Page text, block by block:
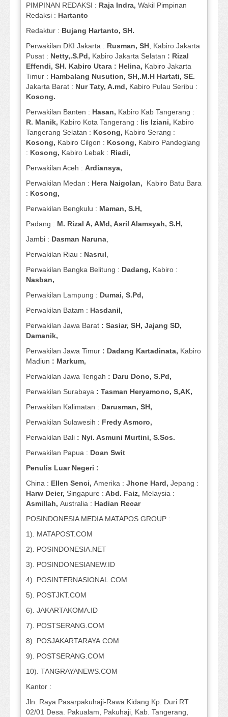
PIMPINAN REDAKSI : Raja Indra, Wakil Pimpinan
Redaksi : Hartanto
Redaktur : Bujang Hartanto, SH.
Perwakilan DKI Jakarta : Rusman, SH, Kabiro Jakarta
Pusat : Netty,.S.Pd, Kabiro Jakarta Selatan : Rizal
Effendi, SH. Kabiro Utara : Helina, Kabiro Jakarta
Timur : Hambalang Nusution, SH,.M.H Hartati, SE.
Jakarta Barat : Nur Taty, A.md, Kabiro Pulau Seribu :
Kosong.
Perwakilan Banten : Hasan, Kabiro Kab Tangerang :
R. Manik, Kabiro Kota Tangerang : Iis Iziani, Kabiro
Tangerang Selatan : Kosong, Kabiro Serang :
Kosong, Kabiro Cilgon : Kosong, Kabiro Pandeglang
: Kosong, Kabiro Lebak : Riadi,
Perwakilan Aceh : Ardiansya,
Perwakilan Medan : Hera Naigolan, Kabiro Batu Bara
: Kosong,
Perwakilan Bengkulu : Maman, S.H,
Padang : M. Rizal A, AMd, Asril Alamsyah, S.H,
Jambi : Dasman Naruna,
Perwakilan Riau : Nasrul,
Perwakilan Bangka Belitung : Dadang, Kabiro :
Nasban,
Perwakilan Lampung : Dumai, S.Pd,
Perwakilan Batam : Hasdanil,
Perwakilan Jawa Barat : Sasiar, SH, Jajang SD,
Damanik,
Perwakilan Jawa Timur : Dadang Kartadinata, Kabiro
Madiun : Markum,
Perwakilan Jawa Tengah : Daru Dono, S.Pd,
Perwakilan Surabaya : Tasman Heryamono, S,AK,
Perwakilan Kalimatan : Darusman, SH,
Perwakilan Sulawesih : Fredy Asmoro,
Perwakilan Bali : Nyi. Asmuni Murtini, S.Sos.
Perwakilan Papua : Doan Swit
Penulis Luar Negeri :
China : Ellen Senci, Amerika : Jhone Hard, Jepang :
Harw Deier, Singapure : Abd. Faiz, Melaysia :
Asmillah, Australia : Hadian Recar
POSINDONESIA MEDIA MATAPOS GROUP :
1). MATAPOST.COM
2). POSINDONESIA.NET
3). POSINDONESIANEW.ID
4). POSINTERNASIONAL.COM
5). POSTJKT.COM
6). JAKARTAKOMA.ID
7). POSTSERANG.COM
8). POSJAKARTARAYA.COM
9). POSTSERANG.COM
10). TANGRAYANEWS.COM
Kantor :
Jln. Raya Pasarpakuhaji-Rawa Kidang Kp. Duri RT
02/01 Desa. Pakualam, Pakuhaji, Kab. Tangerang,